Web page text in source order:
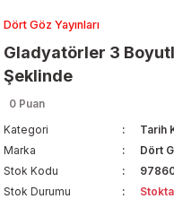
Dört Göz Yayınları
Gladyatörler 3
Şeklinde
0 Puan
Kategori
Tarih
Marka
Dört
Stok Kodu
Stok Durumu